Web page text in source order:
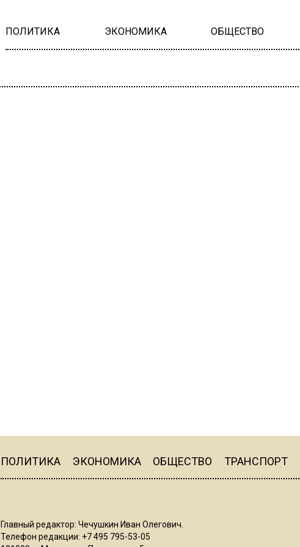
ПОЛИТИКА ЭКОНОМИКА ОБЩЕСТВО
ПОЛИТИКА ЭКОНОМИКА ОБЩЕСТВО ТРАНСПОРТ
Главный редактор: Чечушкин Иван Олегович.
Телефон редакции: +7 495 795-53-05